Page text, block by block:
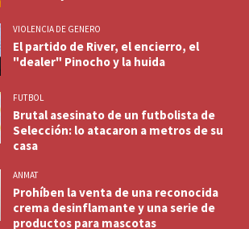
VIOLENCIA DE GENERO
El partido de River, el encierro, el
"dealer" Pinocho y la huida
FUTBOL
Brutal asesinato de un futbolista de
Selección: lo atacaron a metros de su
casa
ANMAT
Prohíben la venta de una reconocida
crema desinflamante y una serie de
productos para mascotas